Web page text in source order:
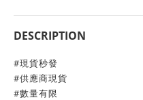
DESCRIPTION
#現貨秒發
#供應商現貨
#數量有限